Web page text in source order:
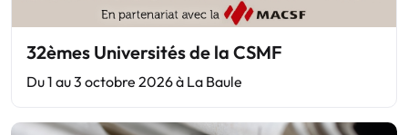
32èmes Universités de la CSMF
Du 1 au 3 octobre 2026 à La Baule